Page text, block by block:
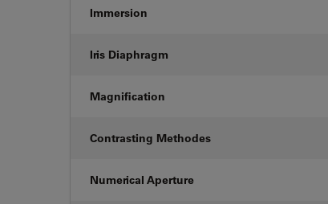
Immersion
Iris Diaphragm
Magnification
Contrasting Methodes
Numerical Aperture